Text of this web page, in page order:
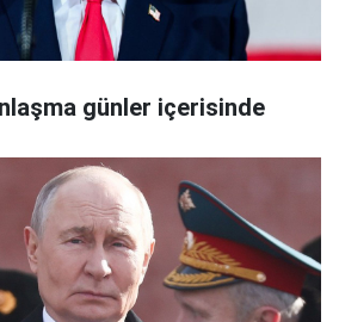
günler içerisinde